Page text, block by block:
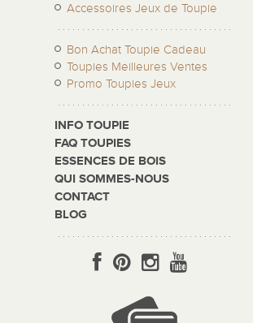
Accessoires Jeux de Toupie
Bon Achat Toupie Cadeau
Toupies Meilleures Ventes
Promo Toupies Jeux
INFO TOUPIE
FAQ TOUPIES
ESSENCES DE BOIS
QUI SOMMES-NOUS
CONTACT
BLOG